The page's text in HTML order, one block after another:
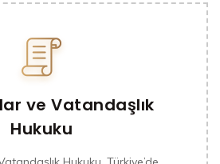
ve Vatandaşlık
Hukuku